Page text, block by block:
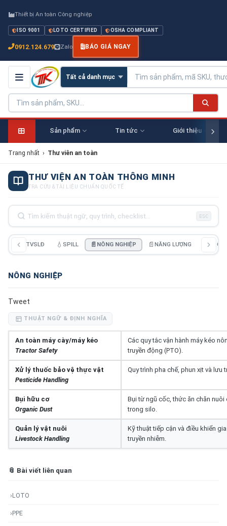
Thiết bị An toàn Công nghiệp
ISO 9001 LOTO CERTIFIED OSHA COMPLIANT
0912.124.679 Zalo BÁO GIÁ NGAY
Sản phẩm Tin tức Giới thiệu
Trang nhất › Thư viên an toàn
THƯ VIỆN AN TOÀN THÔNG MINH
TRA CỨU & TÀI LIỆU CHUẨN QUỐC TẾ
ESC
🏭 ATVSLĐ 💧 SPILL 📄 NÔNG NGHIỆP 📄 NĂNG LƯỢNG 📄
NÔNG NGHIỆP
Tweet
THUẬT NGỮ & ĐỊNH NGHĨA
An toàn máy cày/máy kéo
Tractor Safety
Các quy tắc vận hành máy kéo
truyền động (PTO).
Xử lý thuốc bảo vệ thực vật
Pesticide Handling
Quy trình pha chế, phun xịt và
Bụi hữu cơ
Organic Dust
Bụi từ ngũ cốc, thức ăn chăn
trong silo.
Quản lý vật nuôi
Livestock Handling
Kỹ thuật tiếp cận và điều khiển
truyền nhiễm.
📎 Bài viết liên quan
›LOTO
›PPE